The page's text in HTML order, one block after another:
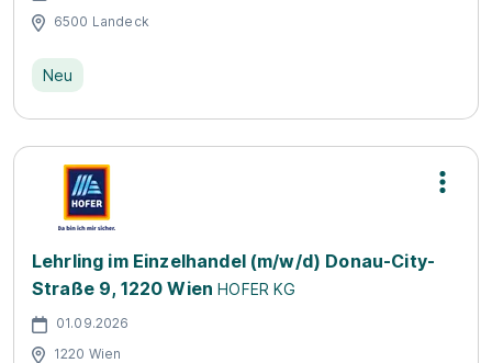
6500 Landeck
Neu
Lehrling im Einzelhandel (m/w/d) Donau-City-
Straße 9, 1220 Wien HOFER KG
01.09.2026
1220 Wien